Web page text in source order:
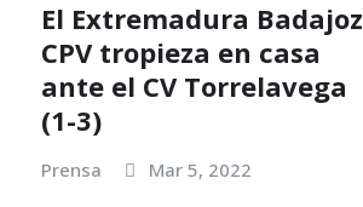
El Extremadura Badajoz
CPV tropieza en casa
ante el CV Torrelavega
(1-3)
Prensa Mar 5, 2022